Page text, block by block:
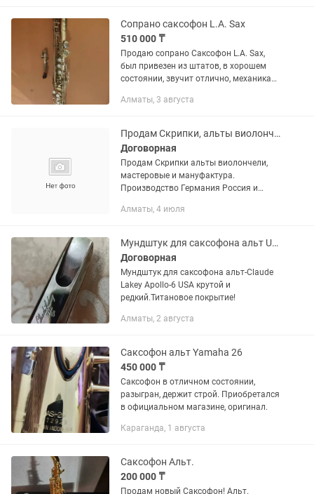
Сопрано саксофон L.A. Sax
510 000 ₸
Продаю сопрано Саксофон L.A. Sax,
был привезен из штатов, в хорошем
состоянии, звучит отлично, механика
имеется родной мундштук но без
Алматы, 3 августа
Продам Скрипки, альты виолончели
Договорная
Продам Скрипки альты виолончели,
мастеровые и мануфактура.
Производство Германия Россия и
играбельном состоянии
Алматы, 4 июля
Мундштук для саксофона альт USA Claude Lakey Apollo-6,5
Договорная
Мундштук для саксофона альт-Claude
Lakey Apollo-6 USA крутой и
редкий.Титановое покрытие!
Алматы, 2 августа
Саксофон альт Yamaha 26
450 000 ₸
Саксофон в отличном состоянии,
разыгран, держит строй. Приобретался
в официальном магазине, оригинал.
Караганда, 1 августа
Саксофон Альт.
200 000 ₸
Продам новый Саксофон! Альт.